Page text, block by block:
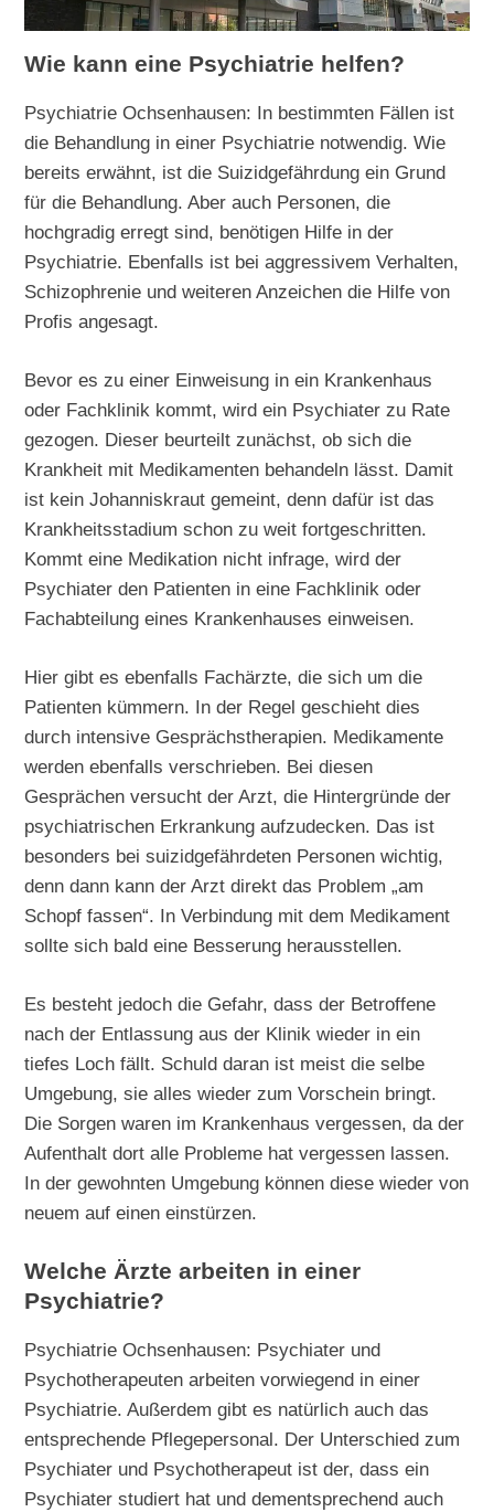
Wie kann eine Psychiatrie helfen?
Psychiatrie Ochsenhausen: In bestimmten Fällen ist
die Behandlung in einer Psychiatrie notwendig. Wie
bereits erwähnt, ist die Suizidgefährdung ein Grund
für die Behandlung. Aber auch Personen, die
hochgradig erregt sind, benötigen Hilfe in der
Psychiatrie. Ebenfalls ist bei aggressivem Verhalten,
Schizophrenie und weiteren Anzeichen die Hilfe von
Profis angesagt.
Bevor es zu einer Einweisung in ein Krankenhaus
oder Fachklinik kommt, wird ein Psychiater zu Rate
gezogen. Dieser beurteilt zunächst, ob sich die
Krankheit mit Medikamenten behandeln lässt. Damit
ist kein Johanniskraut gemeint, denn dafür ist das
Krankheitsstadium schon zu weit fortgeschritten.
Kommt eine Medikation nicht infrage, wird der
Psychiater den Patienten in eine Fachklinik oder
Fachabteilung eines Krankenhauses einweisen.
Hier gibt es ebenfalls Fachärzte, die sich um die
Patienten kümmern. In der Regel geschieht dies
durch intensive Gesprächstherapien. Medikamente
werden ebenfalls verschrieben. Bei diesen
Gesprächen versucht der Arzt, die Hintergründe der
psychiatrischen Erkrankung aufzudecken. Das ist
besonders bei suizidgefährdeten Personen wichtig,
denn dann kann der Arzt direkt das Problem „am
Schopf fassen“. In Verbindung mit dem Medikament
sollte sich bald eine Besserung herausstellen.
Es besteht jedoch die Gefahr, dass der Betroffene
nach der Entlassung aus der Klinik wieder in ein
tiefes Loch fällt. Schuld daran ist meist die selbe
Umgebung, sie alles wieder zum Vorschein bringt.
Die Sorgen waren im Krankenhaus vergessen, da der
Aufenthalt dort alle Probleme hat vergessen lassen.
In der gewohnten Umgebung können diese wieder von
neuem auf einen einstürzen.
Welche Ärzte arbeiten in einer
Psychiatrie?
Psychiatrie Ochsenhausen: Psychiater und
Psychotherapeuten arbeiten vorwiegend in einer
Psychiatrie. Außerdem gibt es natürlich auch das
entsprechende Pflegepersonal. Der Unterschied zum
Psychiater und Psychotherapeut ist der, dass ein
Psychiater studiert hat und dementsprechend auch